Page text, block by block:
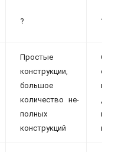
? ?
Простые
конструкции,
большое
количество не­
полных
конструкций
ванные